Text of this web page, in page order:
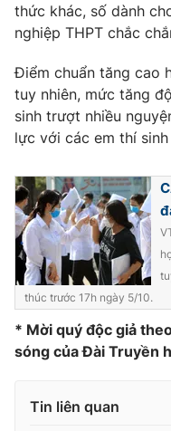
Liên hệ tòa soạn
THỜI BÁO VTV
Theo dõi báo trên
Cơ quan chủ quản: Đài
Cơ quan báo chí:Thời
Giấy phép hoạt động
cấp ngày 29/12/2023
Tổng Biên tập:Vũ Thanh
Tổng đài VTV:024.38
thức khác, số dành
nghiệp THPT chắc
Điểm chuẩn tăng cao
tuy nhiên, mức tăng
sinh trượt nhiều
lực với các em thí
thúc trước 17h ngày 5/10.
* Mời quý độc giả
sóng của Đài Truyền
Tin liên quan